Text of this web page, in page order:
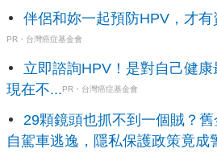
伴侶和妳一起預防HPV，才有
PR・台灣癌症基金會
立即諮詢HPV！是對自己健
現在不...PR・台灣癌症基金會
29顆鏡頭也抓不到一個賊？
自駕車逃逸，隱私保護政策竟成